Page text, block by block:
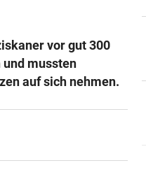
vor gut 300
mussten
auf sich nehmen.